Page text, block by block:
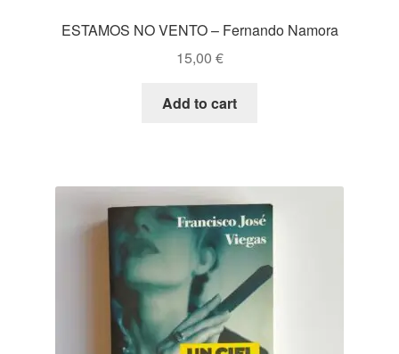
ESTAMOS NO VENTO – Fernando Namora
15,00 €
Add to cart